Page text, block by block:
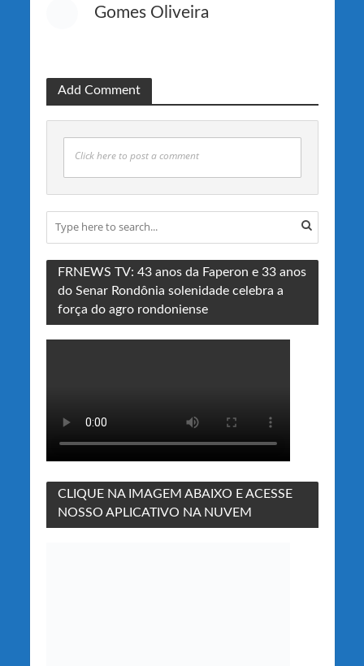
Gomes Oliveira
Add Comment
Click here to post a comment
FRNEWS TV: 43 anos da Faperon e 33 anos
do Senar Rondônia solenidade celebra a
força do agro rondoniense
CLIQUE NA IMAGEM ABAIXO E ACESSE
NOSSO APLICATIVO NA NUVEM